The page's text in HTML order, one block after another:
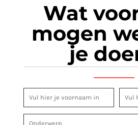
Wat
mogen
je